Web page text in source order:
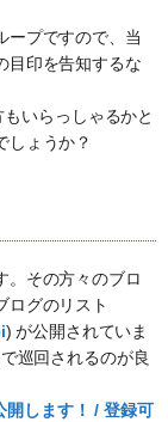
ープですので、当
目印を告知するな
いらっしゃるかと
しょうか？
。その方々のブロ
ログのリスト
) が公開されていま
巡回されるのが良
します！ / 登録可